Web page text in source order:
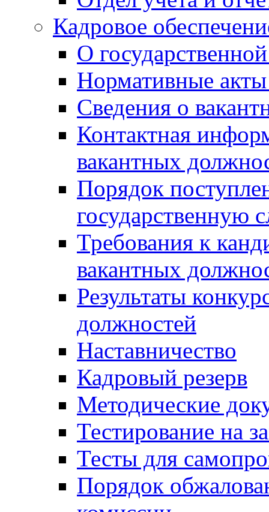
Кадровое
О
Нормативные акты
Сведения о
Контактная
вакантных
Порядок
государственную
Требования к
вакантных
Результаты
должностей
Наставничество
Кадровый резерв
Методические
Тестирование на
Тесты для
Порядок